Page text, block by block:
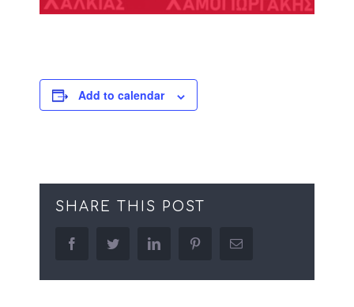
Add to calendar
SHARE THIS POST
facebooktwitter linkedin pinterestEmail